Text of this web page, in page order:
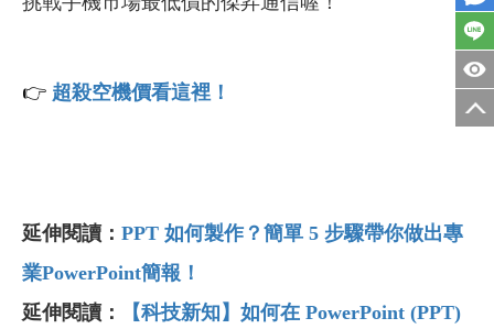
👉 超殺空機價看這裡！
延伸閱讀： PPT 如何製作？簡單 5 步驟帶你做出專
業PowerPoint簡報！
延伸閱讀：
【科技新知】如何在 PowerPoint (PPT)